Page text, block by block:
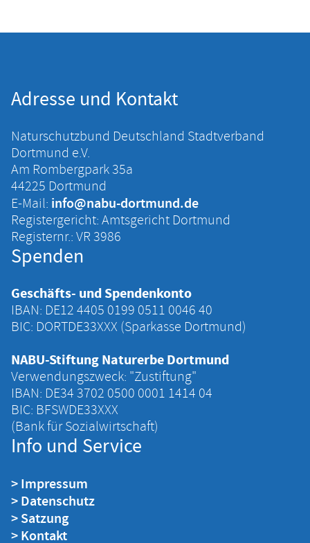
Adresse und Kontakt
Naturschutzbund Deutschland Stadtverband
Dortmund e.V.
Am Rombergpark 35a
44225 Dortmund
E-Mail: info@nabu-dortmund.de
Registergericht: Amtsgericht Dortmund
Registernr.: VR 3986
Spenden
Geschäfts- und Spendenkonto
IBAN: DE12 4405 ‍0199 ‍0511 ‍0046 ‍40
BIC: DORTDE33XXX (Sparkasse Dortmund)
NABU-Stiftung Naturerbe Dortmund
Verwendungszweck: "Zustiftung"
IBAN: DE34 ‍3702 ‍0500 ‍0001 ‍1414 ‍04
BIC: BFSWDE33XXX
(Bank für Sozialwirtschaft)
Info und Service
> Impressum
> Datenschutz
> Satzung
> Kontakt